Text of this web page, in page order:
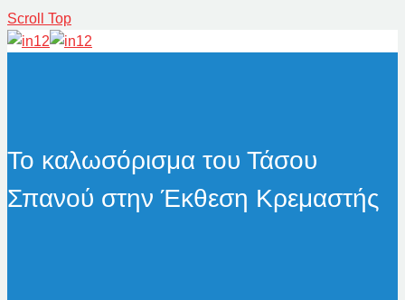
Scroll Top
Το καλωσόρισμα του Τάσου
Σπανού στην Έκθεση Κρεμαστής